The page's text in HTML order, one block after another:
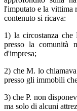
l'imputato e la vittima
contenuto si ricava:
1) la circostanza che
presso la comunità
d'impresa;
2) che M. lo
presso gli immobili
3) che P. non
ma solo di alcuni